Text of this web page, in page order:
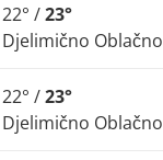
22° /23°
Djelimično Oblačno
22° /23°
Djelimično Oblačno